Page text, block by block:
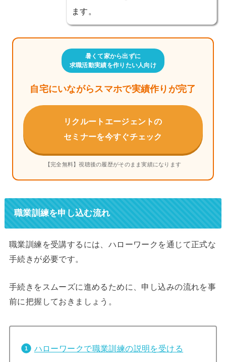
ます。
暑くて家から出ずに
求職活動実績を作りたい人向け
自宅にいながらスマホで実績作りが完了
リクルートエージェントの
セミナーを今すぐチェック
【完全無料】視聴後の履歴がそのまま実績になります
職業訓練を申し込む流れ
職業訓練を受講するには、ハローワークを通じて正式な
手続きが必要です。
手続きをスムーズに進めるために、申し込みの流れを事
前に把握しておきましょう。
ハローワークで職業訓練の説明を受ける